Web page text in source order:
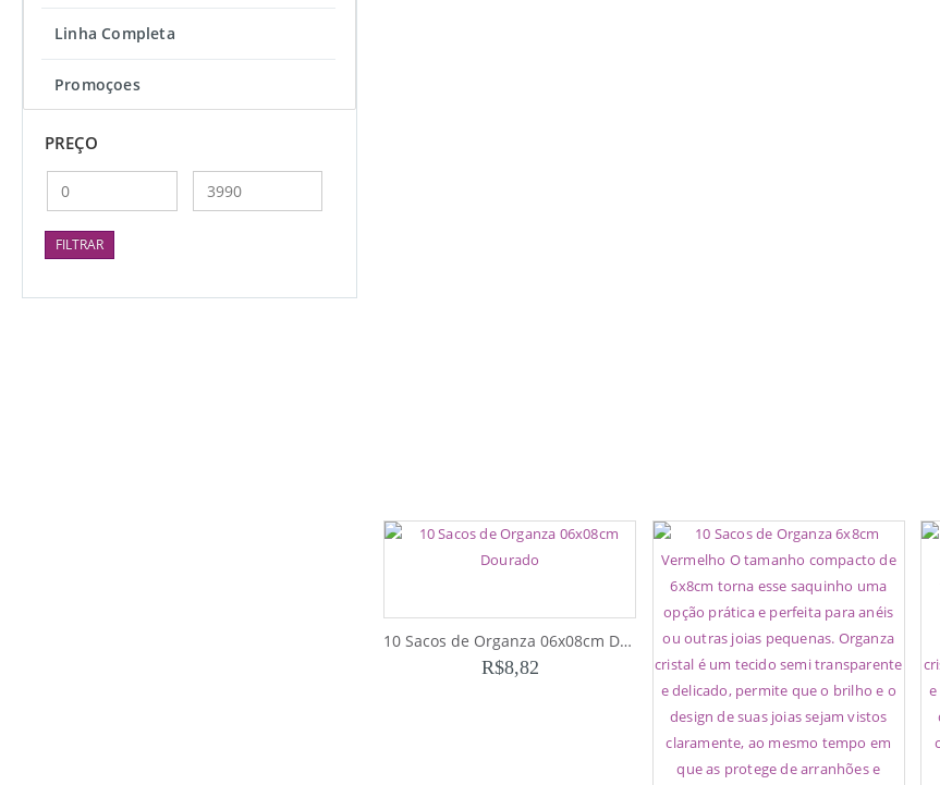
10 Sacos de Organza 06x08cm Dourado
R$8,82
Linha Completa
Promoçoes
PREÇO
Preço
mínimo
Preço
máximo
FILTRAR